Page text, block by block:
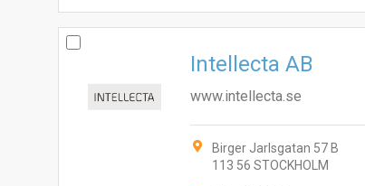
Intellecta AB
www.intellecta.se
Birger Jarlsgatan 57 B
113 56 STOCKHOLM